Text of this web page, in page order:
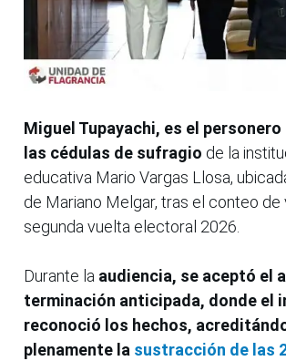
Miguel Tupayachi, es el
las cédulas de sufragio de la
educativa Mario Vargas Llosa,
de Mariano Melgar, tras el conteo de
segunda vuelta electoral 2026.
Durante la audiencia, se aceptó el
terminación anticipada, donde el
reconoció los hechos,
plenamente la sustracción de las